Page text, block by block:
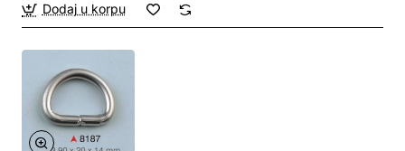
Dodaj u korpu